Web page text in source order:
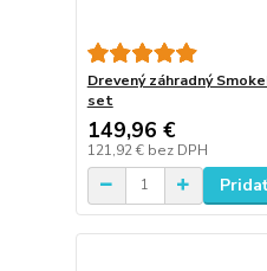
Drevený záhradný
set
149,96 €
121,92 € bez DPH